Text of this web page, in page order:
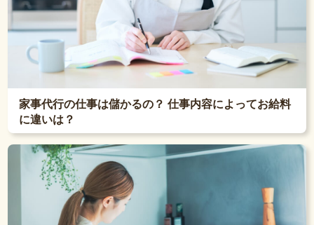
家事代行の仕事は儲かるの？ 仕事内容によってお給料
に違いは？